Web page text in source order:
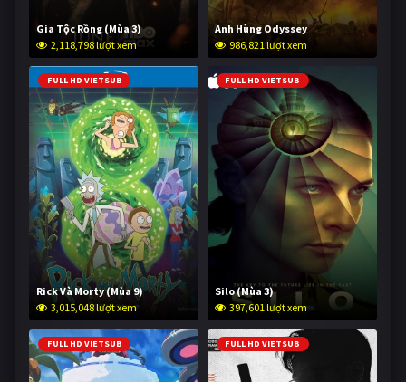
Gia Tộc Rồng (Mùa 3)
2,118,798 lượt xem
Anh Hùng Odyssey
986,821 lượt xem
FULL HD VIETSUB
Rick Và Morty (Mùa 9)
3,015,048 lượt xem
FULL HD VIETSUB
Silo (Mùa 3)
397,601 lượt xem
FULL HD VIETSUB FULL HD VIETSUB